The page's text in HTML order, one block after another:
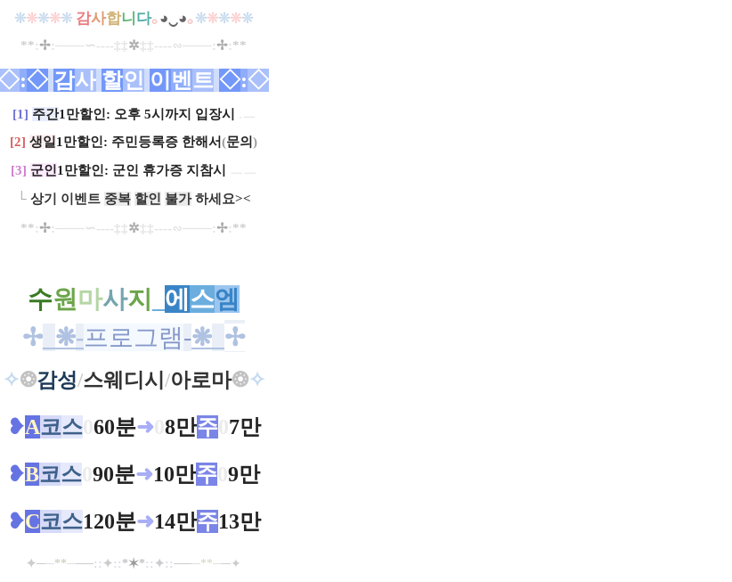
❊❊❊❊❊ 감사합니 다｡◕‿◕｡❊❊❊❊❊
**:✢:───∽----‡‡✲‡‡----∽───:✢:**
◇:◇ 감사 할인 이 벤트 ◇:◇
[1] 주간1만할인: 오후 5시까지 입장시
[2] 생일1만할인: 주민등록증 한해서(문의)
[3] 군인1만할인: 군인 휴가증 지참시
​└ 상기 이벤트 중복 할인 불가하세요><
**:✢:───∽----‡‡✲‡‡----∽───:✢:**
수원마사지 에 스엠
✢ ❋-프로그램-❋ ✢
✧❂감성/스웨디시 /아로마❂✧
❥A코스0 60분➜ 8만주0 7만
❥B코스 90분➜10만주 9만
❥C코스120분➜14만주13만
✦──**───:: ✦ :: *✶* :: ✦ ::───**──✦